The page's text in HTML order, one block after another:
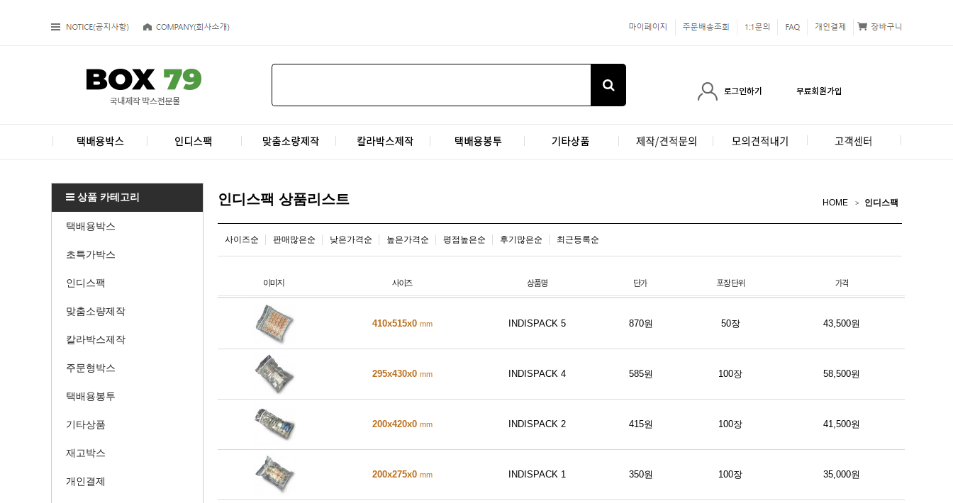
상품 카테고리
택배용박스
초특가박스
인디스팩
맞춤소량제작
칼라박스제작
주문형박스
택배용봉투
기타상품
재고박스
개인결제
인디스팩 상품리스트 HOME 인디스팩
사이즈순 판매많은순 낮은가격순 높은가격순 평점높은순 후기많은순 최근등록순
410x515x0 mm INDISPACK 5 870원 50장 43,500원
295x430x0 mm INDISPACK 4 585원 100장 58,500원
200x420x0 mm INDISPACK 2 415원 100장 41,500원
200x275x0 mm INDISPACK 1 350원 100장 35,000원